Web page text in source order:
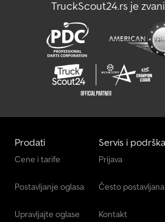
Still Sxh 20
Strautmann Stk 1302
TruckScout24.rs je
Prodati
Cene i tarife
Postavljanje oglasa
Upravljajte oglase
Servis i podrška
Prijava
Često
Kontakt